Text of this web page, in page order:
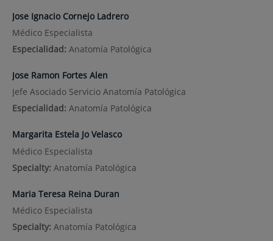
Jose Ignacio Cornejo Ladrero
Médico Especialista
Especialidad: Anatomía Patológica
Jose Ramon Fortes Alen
Jefe Asociado Servicio Anatomía Patológica
Especialidad: Anatomía Patológica
Margarita Estela Jo Velasco
Médico Especialista
Specialty: Anatomía Patológica
Maria Teresa Reina Duran
Médico Especialista
Specialty: Anatomía Patológica